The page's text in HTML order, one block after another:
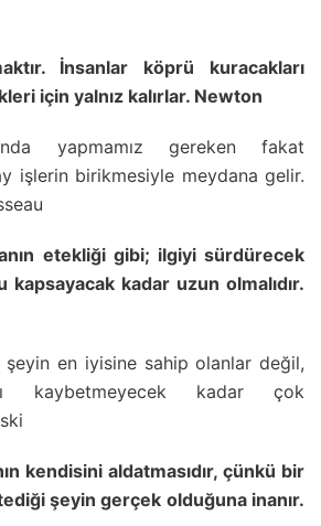
İnsanlar köprü kuracakları
için yalnız kalırlar. Newton
yapmamız gereken fakat
işlerin birikmesiyle meydana gelir.
etekliği gibi; ilgiyi sürdürecek
kapsayacak kadar uzun olmalıdır.
şeyin en iyisine sahip olanlar değil,
kaybetmeyecek kadar çok
kendisini aldatmasıdır, çünkü bir
şeyin gerçek olduğuna inanır.